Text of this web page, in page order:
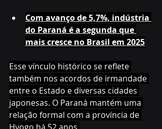
Com avanço de 5,7%, indústria
do Paraná é a segunda que
mais cresce no Brasil em 2025
Esse vínculo histórico se reflete
também nos acordos de irmandade
entre o Estado e diversas cidades
japonesas. O Paraná mantém uma
relação formal com a província de